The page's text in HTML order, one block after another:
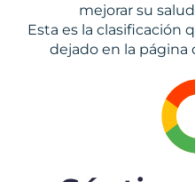
mejorar su
Esta es la clasificación
dejado en la página